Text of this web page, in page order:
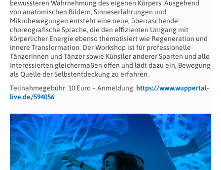
bewussteren Wahrnehmung des eigenen Körpers. Ausgehend
von anatomischen Bildern, Sinneserfahrungen und
Mikrobewegungen entsteht eine neue, überraschende
choreografische Sprache, die den effizienten Umgang mit
körperlicher Energie ebenso thematisiert wie Regeneration und
innere Transformation. Der Workshop ist für professionelle
Tänzerinnen und Tänzer sowie Künstler anderer Sparten und alle
Interessierten gleichermaßen offen und lädt dazu ein, Bewegung
als Quelle der Selbstentdeckung zu erfahren.
Teilnahmegebühr: 10 Euro – Anmeldung: https://www.wuppertal-
live.de/594056